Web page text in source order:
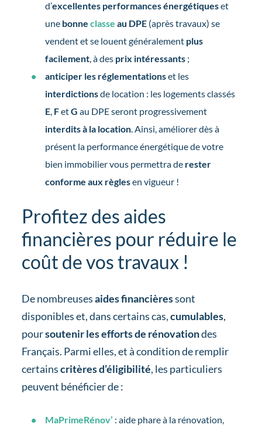
d’excellentes performances énergétiqueset
une bonne classe au DPE(après travaux) se
vendent et se louent généralementplus
facilement, à desprix intéressants;
anticiper les réglementationset les
interdictionsde location : les logements classés
E, FetG au DPE seront progressivement
interdits à la location. Ainsi, améliorer dès à
présent la performance énergétique de votre
bien immobilier vous permettra derester
conforme aux règlesen vigueur !
Profitez des aides
financières pour réduire le
coût de vos travaux !
De nombreusesaides financièressont
disponibles et, dans certains cas,cumulables,
poursoutenir les efforts de rénovationdes
Français. Parmi elles, et à condition de remplir
certainscritères d’éligibilité, les particuliers
peuvent bénéficier de :
MaPrimeRénov’ : aide phare à la rénovation,